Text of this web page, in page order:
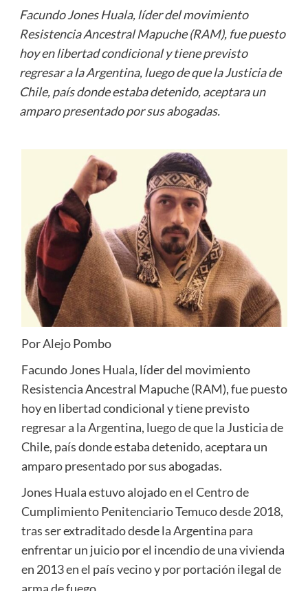
Facundo Jones Huala, líder del movimiento
Resistencia Ancestral Mapuche (RAM), fue puesto
hoy en libertad condicional y tiene previsto
regresar a la Argentina, luego de que la Justicia de
Chile, país donde estaba detenido, aceptara un
amparo presentado por sus abogadas.
Por Alejo Pombo
Facundo Jones Huala, líder del movimiento
Resistencia Ancestral Mapuche (RAM), fue puesto
hoy en libertad condicional y tiene previsto
regresar a la Argentina, luego de que la Justicia de
Chile, país donde estaba detenido, aceptara un
amparo presentado por sus abogadas.
Jones Huala estuvo alojado en el Centro de
Cumplimiento Penitenciario Temuco desde 2018,
tras ser extraditado desde la Argentina para
enfrentar un juicio por el incendio de una vivienda
en 2013 en el país vecino y por portación ilegal de